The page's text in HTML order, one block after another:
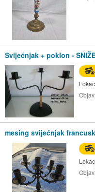
Svijećnjak + poklon -
mesing svijećnjak